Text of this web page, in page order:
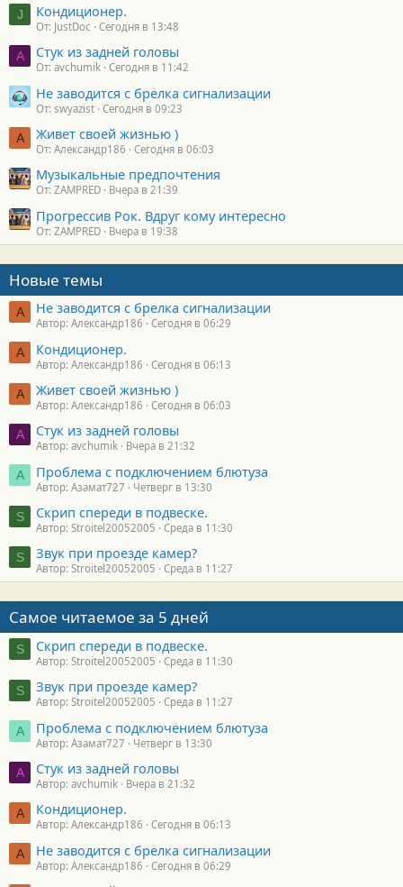
J Кондиционер.
От: JustDoc Сегодня в 13:48
A Стук из задней головы
От: avchumik Сегодня в 11:42
Не заводится с брелка сигнализации
От: swyazist Сегодня в 09:23
А Живет своей жизнью )
От: Александр186 Сегодня в 06:03
Музыкальные предпочтения
От: ZAMPRED Вчера в 21:39
Прогрессив Рок. Вдруг кому интересно
От: ZAMPRED Вчера в 19:38
Новые темы
А Не заводится с брелка сигнализации
Автор: Александр186 Сегодня в 06:29
А Кондиционер.
Автор: Александр186 Сегодня в 06:13
А Живет своей жизнью )
Автор: Александр186 Сегодня в 06:03
A Стук из задней головы
Автор: avchumik Вчера в 21:32
А Проблема с подключением блютуза
Автор: Азамат727 Четверг в 13:30
S Скрип спереди в подвеске.
Автор: Stroitel20052005 Среда в 11:30
S Звук при проезде камер?
Автор: Stroitel20052005 Среда в 11:27
Самое читаемое за 5 дней
S Скрип спереди в подвеске.
Автор: Stroitel20052005 Среда в 11:30
S Звук при проезде камер?
Автор: Stroitel20052005 Среда в 11:27
А Проблема с подключением блютуза
Автор: Азамат727 Четверг в 13:30
A Стук из задней головы
Автор: avchumik Вчера в 21:32
А Кондиционер.
Автор: Александр186 Сегодня в 06:13
А Не заводится с брелка сигнализации
Автор: Александр186 Сегодня в 06:29